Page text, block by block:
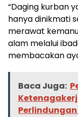
“Daging kurban
hanya dinikmati
merawat
alam melalui
membacakan
Baca Juga:
Perlindungan